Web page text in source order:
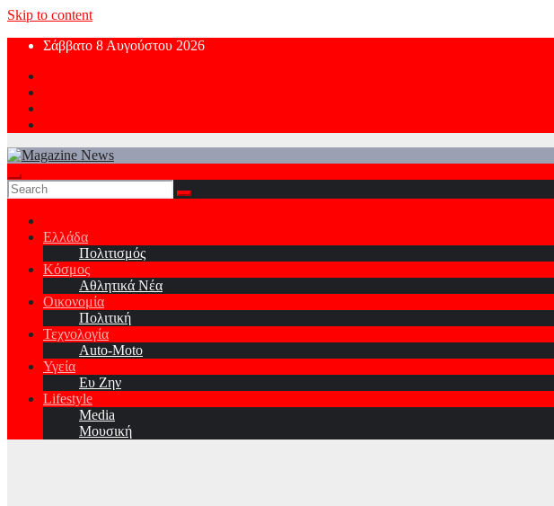
Skip to content
Σάββατο 8 Αυγούστου 2026
Ελλάδα
Πολιτισμός
Κόσμος
Αθλητικά Νέα
Οικονομία
Πολιτική
Τεχνολογία
Auto-Moto
Υγεία
Ευ Ζην
Lifestyle
Media
Μουσική